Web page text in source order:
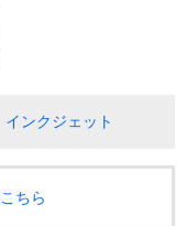
インクジェット
ちら